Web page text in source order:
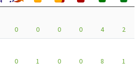
0 0 0 0 4
2
0 1 0 0 8
1